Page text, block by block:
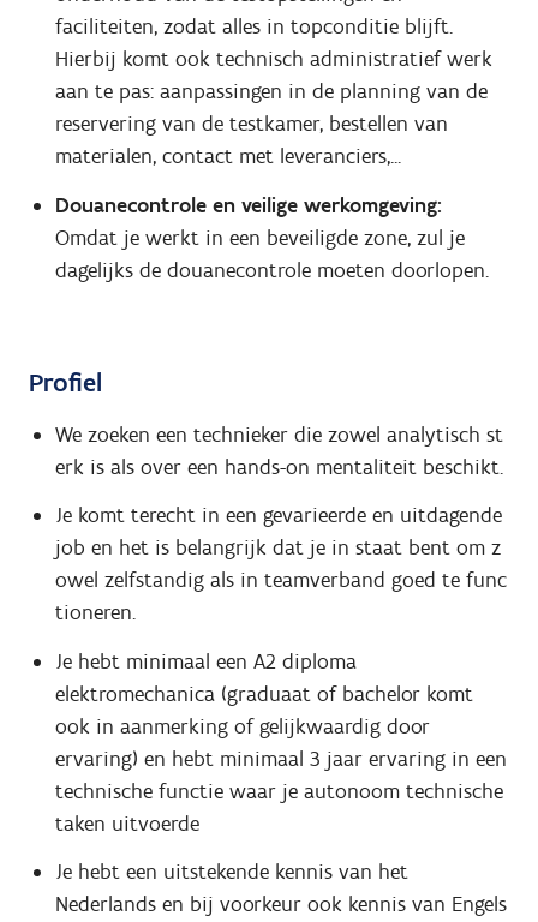
faciliteiten, zodat alles in topconditie blijft.
Hierbij komt ook technisch administratief werk
aan te pas: aanpassingen in de planning van de
reservering van de testkamer, bestellen van
materialen, contact met leveranciers,...
Douanecontrole en veilige werkomgeving:
Omdat je werkt in een beveiligde zone, zul je
dagelijks de douanecontrole moeten doorlopen.
Profiel
We zoeken een technieker die zowel analytisch st
erk is als over een hands-on mentaliteit beschikt.
Je komt terecht in een gevarieerde en uitdagende
job en het is belangrijk dat je in staat bent om z
owel zelfstandig als in teamverband goed te func
tioneren.
Je hebt minimaal een A2 diploma
elektromechanica (graduaat of bachelor komt
ook in aanmerking of gelijkwaardig door
ervaring) en hebt minimaal 3 jaar ervaring in een
technische functie waar je autonoom technische
taken uitvoerde
Je hebt een uitstekende kennis van het
Nederlands en bij voorkeur ook kennis van Engels